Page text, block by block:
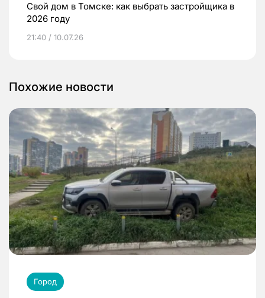
Свой дом в Томске: как выбрать застройщика в
2026 году
21:40 / 10.07.26
Похожие новости
Город